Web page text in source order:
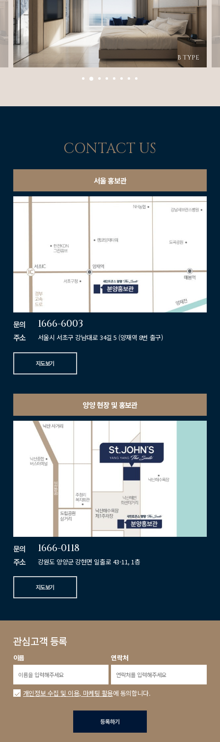
B TYPE
CONTACT US
서울 홍보관
문의 1666-6003
주소 서울시 서초구 강남대로 34길 5 (양재역 8번 출구)
지도보기
양양 현장 및 홍보관
문의 1666-0118
주소 강원도 양양군 강현면 일출로 43-11, 1층
지도보기
관심고객 등록
이름 연락처
개인정보 수집 및 이용, 마케팅 활용에 동의합니다.
등록하기